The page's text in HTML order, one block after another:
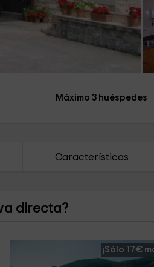
Máximo 3 huéspedes
Características
directa?
¡Sólo 17€